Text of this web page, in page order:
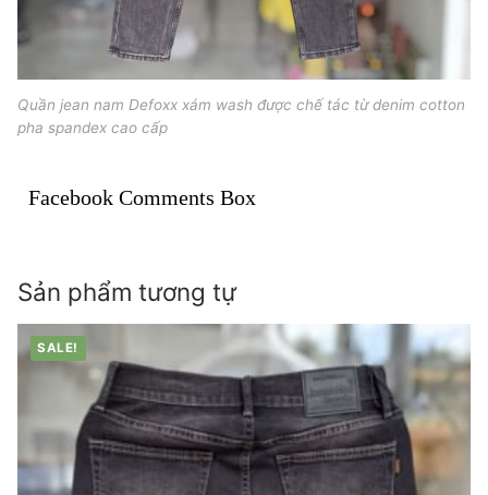
Quần jean nam Defoxx xám wash được chế tác từ denim cotton
pha spandex cao cấp
Facebook Comments Box
Sản phẩm tương tự
SALE!